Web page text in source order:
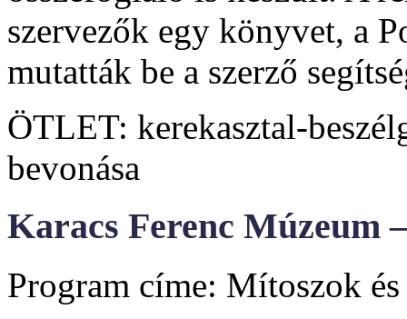
szervezők egy könyvet, a
mutatták be a szerző
ÖTLET: kerekasztal-
bevonása
Karacs Ferenc Múzeum
Program címe: Mítoszok